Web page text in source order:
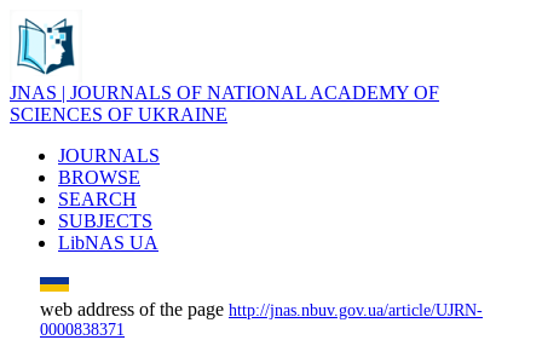
JNAS | JOURNALS OF NATIONAL ACADEMY OF
SCIENCES OF UKRAINE
JOURNALS
BROWSE
SEARCH
SUBJECTS
LibNAS UA
web address of the page http://jnas.nbuv.gov.ua/article/UJRN-
0000838371